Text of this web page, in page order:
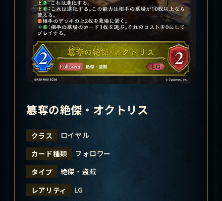
簒奪の絶傑・オクトリス
クラス
ロイヤル
カード種類
フォロワー
タイプ
絶傑・盗賊
レアリティ
LG